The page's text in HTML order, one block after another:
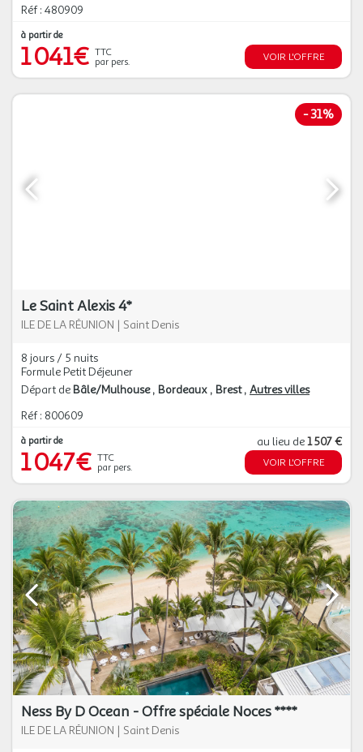
Réf : 480909
à partir de
1 041€ TTC
par pers.
VOIR L'OFFRE
-31%
Le Saint Alexis 4*
ILE DE LA RÉUNION | Saint Denis
8 jours / 5 nuits
Formule Petit Déjeuner
Départ de Bâle/Mulhouse Bordeaux Brest Autres villes
Réf : 800609
à partir de
1 047€ TTC
par pers.
au lieu de1 507 €
VOIR L'OFFRE
Ness By D Ocean - Offre spéciale Noces ****
ILE DE LA RÉUNION | Saint Denis